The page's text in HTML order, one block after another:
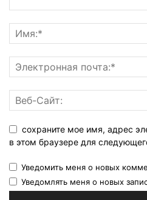
сохраните мое имя, адрес
в этом браузере для
Уведомить меня о новых
Уведомлять меня о новых